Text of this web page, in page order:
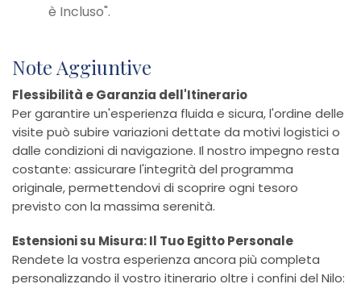
è Incluso".
Note Aggiuntive
Flessibilità e Garanzia dell'Itinerario
Per garantire un'esperienza fluida e sicura, l'ordine delle
visite può subire variazioni dettate da motivi logistici o
dalle condizioni di navigazione. Il nostro impegno resta
costante: assicurare l'integrità del programma
originale, permettendovi di scoprire ogni tesoro
previsto con la massima serenità.
Estensioni su Misura: Il Tuo Egitto Personale
Rendete la vostra esperienza ancora più completa
personalizzando il vostro itinerario oltre i confini del Nilo: